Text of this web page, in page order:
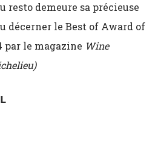
resto demeure sa précieuse
décerner le Best of Award of
par le magazine Wine